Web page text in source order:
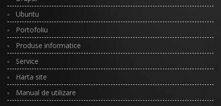
Ubuntu
Portofoliu
Produse informatice
Service
Harta site
Manual de utilizare